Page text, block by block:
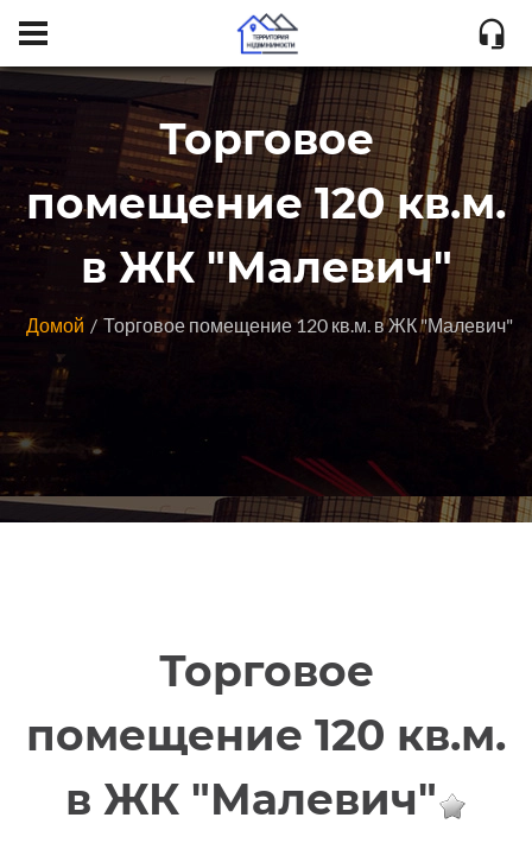
Торговое
помещение 120 кв.м.
в ЖК "Малевич"
Домой Торговое помещение 120 кв.м. в ЖК "Малевич"
Торговое
помещение 120 кв.м.
в ЖК "Малевич"